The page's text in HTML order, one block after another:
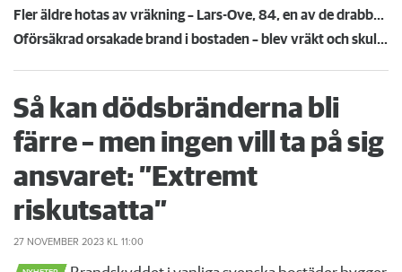
Fler äldre hotas av vräkning – Lars-Ove, 84, en av de drabbade
Oförsäkrad orsakade brand i bostaden – blev vräkt och skuldsatt i 612 år
Så kan dödsbränderna bli
färre – men ingen vill ta på sig
ansvaret: ”Extremt
riskutsatta”
27 NOVEMBER 2023 KL 11:00